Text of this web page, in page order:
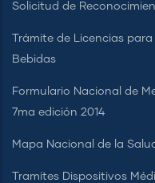
Solicitud de
Trámite de Licencias
Bebidas
Formulario Nacional de
7ma edición 2014
Mapa Nacional de la
Tramites Dispositivos